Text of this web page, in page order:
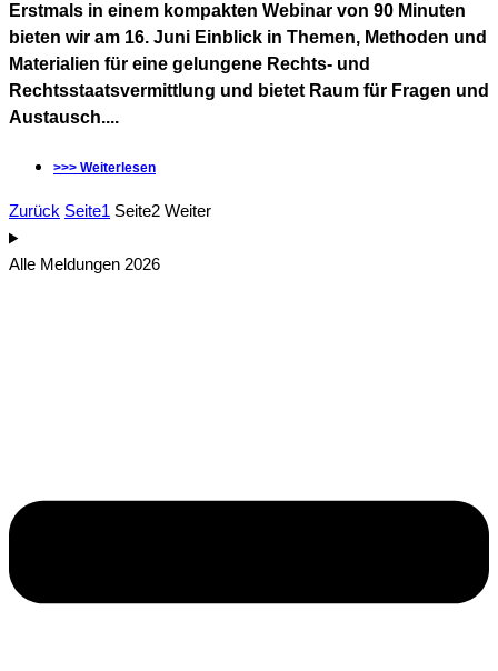
Erstmals in einem kompakten Webinar von 90 Minuten
bieten wir am 16. Juni Einblick in Themen, Methoden und
Materialien für eine gelungene Rechts- und
Rechtsstaatsvermittlung und bietet Raum für Fragen und
Austausch....
>>> Weiterlesen
Zurück Seite1 Seite2 Weiter
Alle Meldungen 2026